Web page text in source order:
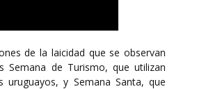
de la laicidad que se observan
Semana de Turismo, que utilizan
y Semana Santa, que